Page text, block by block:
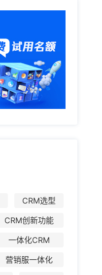
CRM选型
CRM创新功能
一体化CRM
营销服一体化